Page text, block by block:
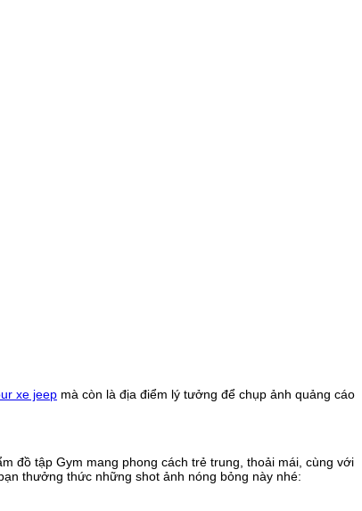
xe jeep mà còn là địa điểm lý tưởng để chụp ảnh quảng cáo
đồ tập Gym mang phong cách trẻ trung, thoải mái, cùng với
thưởng thức những shot ảnh nóng bỏng này nhé: